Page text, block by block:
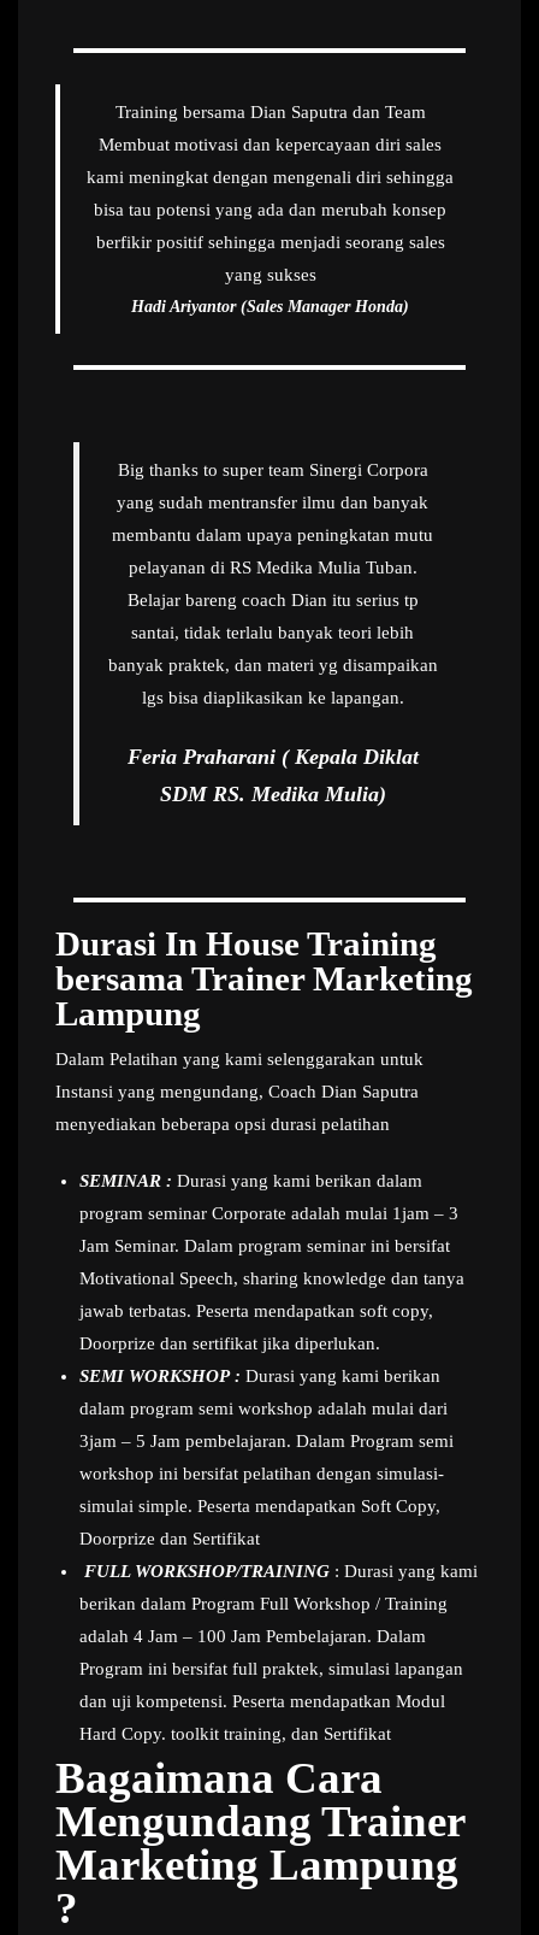
Training bersama Dian Saputra dan Team
Membuat motivasi dan kepercayaan diri sales
kami meningkat dengan mengenali diri sehingga
bisa tau potensi yang ada dan merubah konsep
berfikir positif sehingga menjadi seorang sales
yang sukses
Hadi Ariyantor (Sales Manager Honda)
Big thanks to super team Sinergi Corpora
yang sudah mentransfer ilmu dan banyak
membantu dalam upaya peningkatan mutu
pelayanan di RS Medika Mulia Tuban.
Belajar bareng coach Dian itu serius tp
santai, tidak terlalu banyak teori lebih
banyak praktek, dan materi yg disampaikan
lgs bisa diaplikasikan ke lapangan.
Feria Praharani ( Kepala Diklat
SDM RS. Medika Mulia)
Durasi In House Training
bersama Trainer Marketing
Lampung
Dalam Pelatihan yang kami selenggarakan untuk
Instansi yang mengundang, Coach Dian Saputra
menyediakan beberapa opsi durasi pelatihan
SEMINAR : Durasi yang kami berikan dalam
program seminar Corporate adalah mulai 1jam – 3
Jam Seminar. Dalam program seminar ini bersifat
Motivational Speech, sharing knowledge dan tanya
jawab terbatas. Peserta mendapatkan soft copy,
Doorprize dan sertifikat jika diperlukan.
SEMI WORKSHOP : Durasi yang kami berikan
dalam program semi workshop adalah mulai dari
3jam – 5 Jam pembelajaran. Dalam Program semi
workshop ini bersifat pelatihan dengan simulasi-
simulai simple. Peserta mendapatkan Soft Copy,
Doorprize dan Sertifikat
FULL WORKSHOP/TRAINING : Durasi yang kami
berikan dalam Program Full Workshop / Training
adalah 4 Jam – 100 Jam Pembelajaran. Dalam
Program ini bersifat full praktek, simulasi lapangan
dan uji kompetensi. Peserta mendapatkan Modul
Hard Copy. toolkit training, dan Sertifikat
Bagaimana Cara
Mengundang Trainer
Marketing Lampung
?